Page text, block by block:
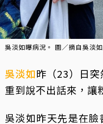
吳淡如曝病況。 圖／摘自吳淡
吳淡如昨（23）日
重到說不出話來，讓
吳淡如昨天先是在